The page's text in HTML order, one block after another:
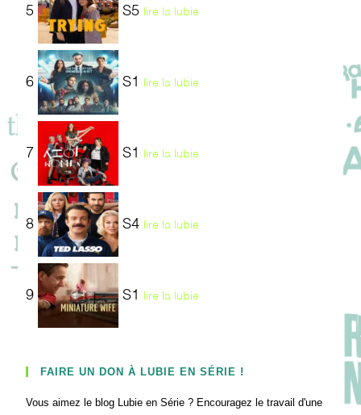
5 S5 lire la lubie
6 S1 lire la lubie
7 S1 lire la lubie
8 S4 lire la lubie
9 S1 lire la lubie
FAIRE UN DON À LUBIE EN SÉRIE !
Vous aimez le blog Lubie en Série ? Encouragez le travail d'une